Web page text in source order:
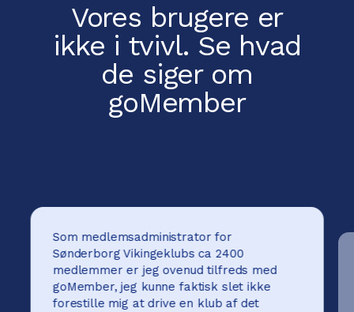
Vores brugere er
ikke i tvivl. Se hvad
de siger om
goMember
Som medlemsadministrator for
Sønderborg Vikingeklubs ca 2400
medlemmer er jeg ovenud tilfreds med
goMember, jeg kunne faktisk slet ikke
forestille mig at drive en klub af det